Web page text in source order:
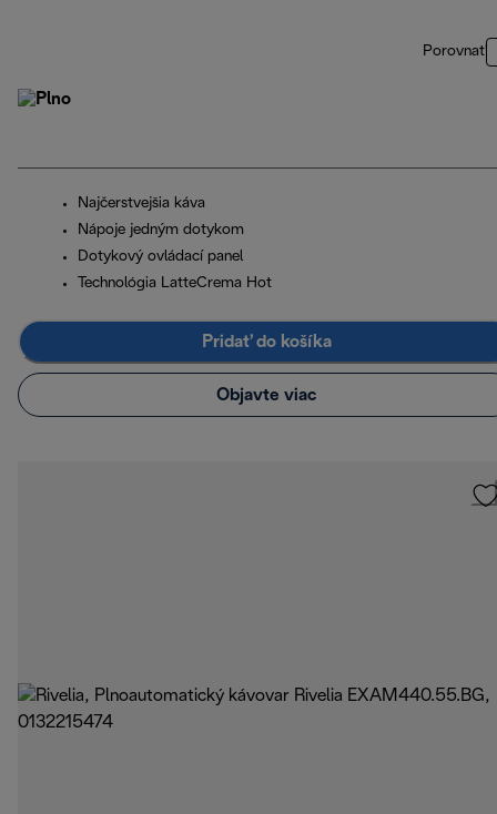
Porovnať
Najčerstvejšia káva
Nápoje jedným dotykom
Dotykový ovládací panel
Technológia LatteCrema Hot
Pridať do košíka
Objavte viac